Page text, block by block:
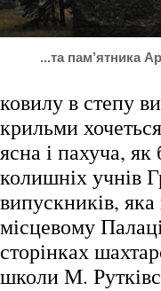
...та пам’ятника
ковилу в степу
крильми
ясна і пахуча,
колишніх учнів
випускників,
місцевому
сторінках
школи М.